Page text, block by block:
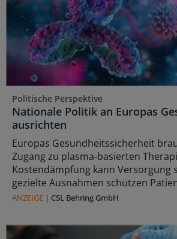
Politische Perspektive
Nationale Politik an Europas
ausrichten
Europas Gesundheitssicherheit
Zugang zu plasma‑basierten
Kostendämpfung kann Versorgung
gezielte Ausnahmen schützen
ANZEIGE | CSL Behring GmbH